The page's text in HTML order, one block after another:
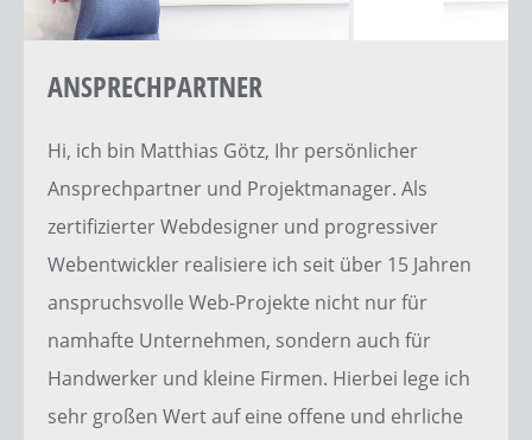
ANSPRECHPARTNER
Hi, ich bin Matthias Götz, Ihr persönlicher
Ansprechpartner und Projektmanager. Als
zertifizierterWebdesigner und progressiver
Webentwickler realisiere ich seit über 15 Jahren
anspruchsvolle Web-Projekte nicht nur für
namhafte Unternehmen, sondern auch für
Handwerker und kleine Firmen. Hierbei lege ich
sehr großen Wert auf eine offene und ehrliche